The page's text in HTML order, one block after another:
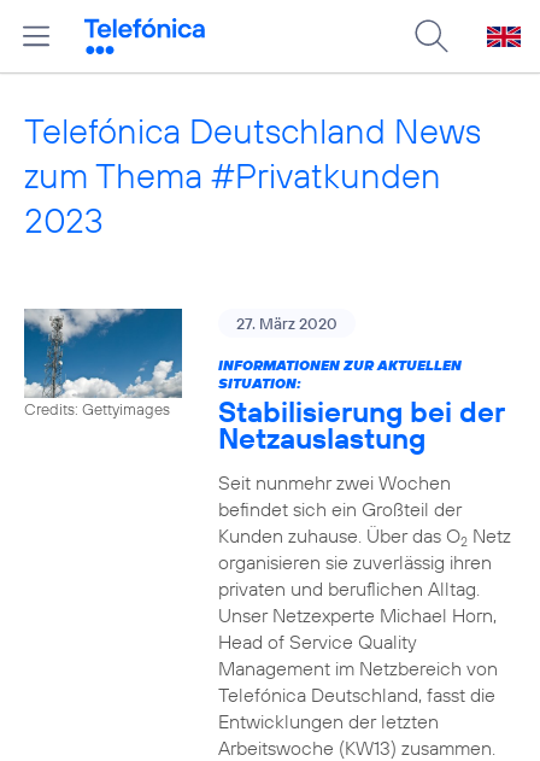
Telefónica Deutschland News
zum Thema #Privatkunden
2023
Credits: Gettyimages
27. März 2020
INFORMATIONEN ZUR AKTUELLEN
SITUATION:
Stabilisierung bei der
Netzauslastung
Seit nunmehr zwei Wochen
befindet sich ein Großteil der
Kunden zuhause. Über das O2Netz
organisieren sie zuverlässig ihren
privaten und beruflichen Alltag.
Unser Netzexperte Michael Horn,
Head of Service Quality
Management im Netzbereich von
Telefónica Deutschland, fasst die
Entwicklungen der letzten
Arbeitswoche (KW13) zusammen.